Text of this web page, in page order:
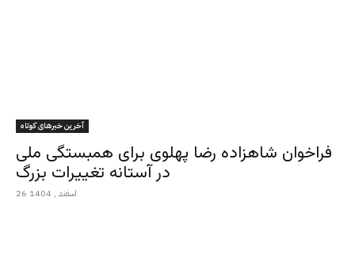
آخرین خبرهای کوتاه
فراخوان شاهزاده رضا پهلوی برای همبستگی ملی
در آستانه تغییرات بزرگ
26 اسفند , 1404